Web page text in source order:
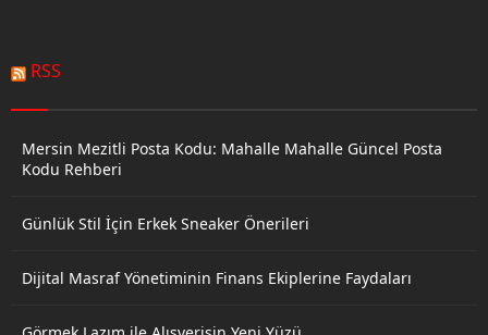
RSS
Mersin Mezitli Posta Kodu: Mahalle Mahalle Güncel Posta
Kodu Rehberi
Günlük Stil İçin Erkek Sneaker Önerileri
Dijital Masraf Yönetiminin Finans Ekiplerine Faydaları